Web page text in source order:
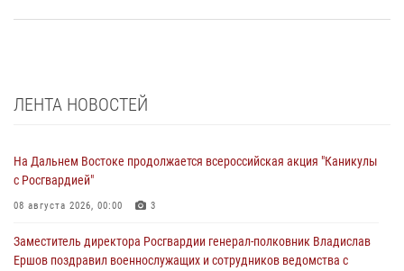
ЛЕНТА НОВОСТЕЙ
На Дальнем Востоке продолжается всероссийская акция "Каникулы
с Росгвардией"
08 августа 2026, 00:00 3
Заместитель директора Росгвардии генерал-полковник Владислав
Ершов поздравил военнослужащих и сотрудников ведомства с